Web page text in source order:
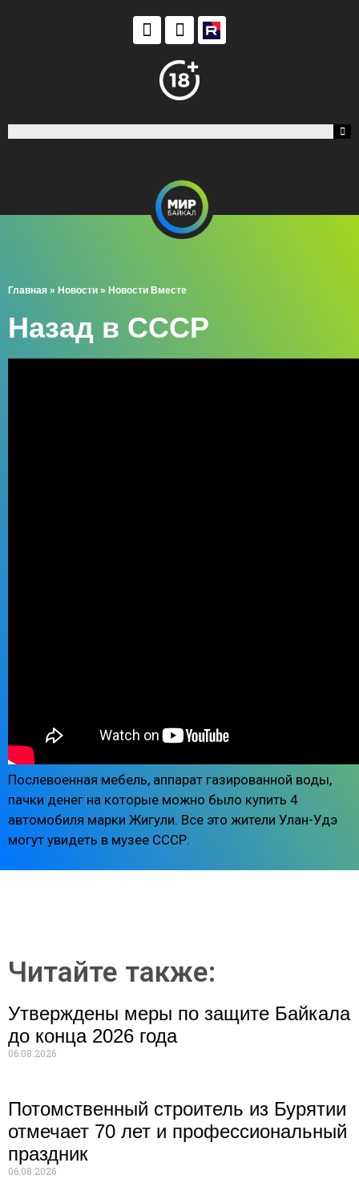
Главная » Новости » Новости Вместе
Назад в СССР
Послевоенная мебель, аппарат газированной воды,
пачки денег на которые можно было купить 4
автомобиля марки Жигули. Все это жители Улан-Удэ
могут увидеть в музее СССР.
Читайте также:
Утверждены меры по защите Байкала
до конца 2026 года
06.08.2026
Потомственный строитель из Бурятии
отмечает 70 лет и профессиональный
праздник
06.08.2026